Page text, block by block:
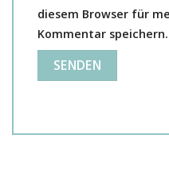
diesem Browser für
Kommentar speichern.